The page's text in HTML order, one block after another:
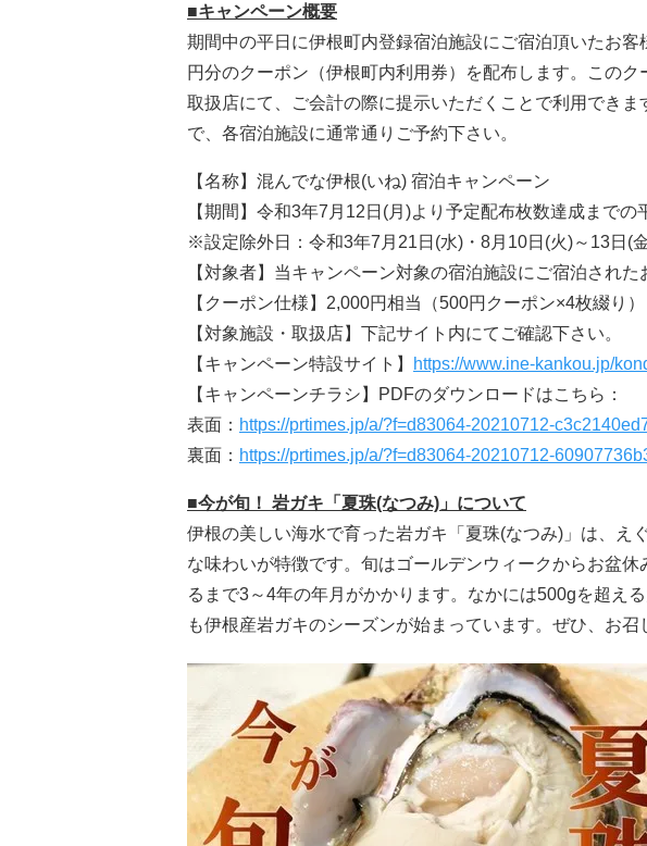
■キャンペーン概要
期間中の平日に伊根町内登録宿泊施設にご宿泊頂いたお
円分のクーポン（伊根町内利用券）を配布します。このク
取扱店にて、ご会計の際に提示いただくことで利用でき
で、各宿泊施設に通常通りご予約下さい。
【名称】混んでな伊根(いね) 宿泊キャンペーン
【期間】令和3年7月12日(月)より予定配布枚数達成までの
※設定除外日：令和3年7月21日(水)・8月10日(火)～13日(
【対象者】当キャンペーン対象の宿泊施設にご宿泊された
【クーポン仕様】2,000円相当（500円クーポン×4枚綴り）
【対象施設・取扱店】下記サイト内にてご確認下さい。
【キャンペーン特設サイト】
https://www.ine-kankou.jp/
【キャンペーンチラシ】PDFのダウンロードはこちら：
表面： https://prtimes.jp/a/?f=d83064-20210712-
裏面： https://prtimes.jp/a/?f=d83064-20210712-
■今が旬！ 岩ガキ「夏珠(なつみ)」について
伊根の美しい海水で育った岩ガキ「夏珠(なつみ)」は、え
な味わいが特徴です。旬はゴールデンウィークからお盆
るまで3～4年の年月がかかります。なかには500gを超え
も伊根産岩ガキのシーズンが始まっています。ぜひ、お召